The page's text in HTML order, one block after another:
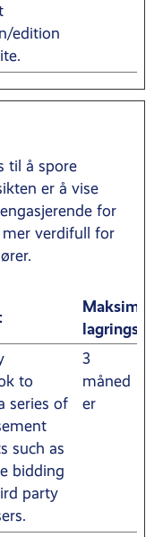
edition
til å spore
er å vise
for
verdifull for
Maksimal
to
series of
such as
bidding
party
3
måned
er